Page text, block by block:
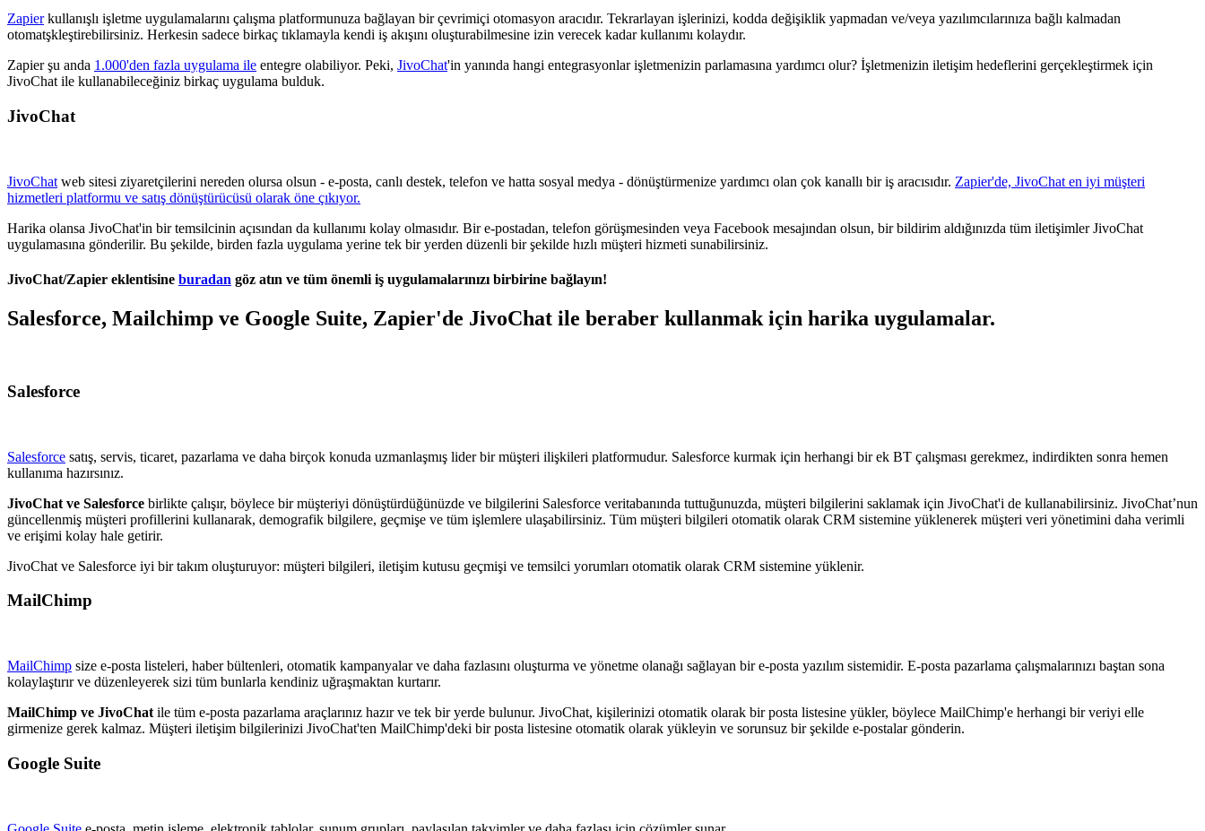
Zapierkullanışlı işletme uygulamalarını çalışma platformunuza bağlayan bir çevrimiçi otomasyon aracıdır. Tekrarlayan işlerinizi, kodda değişiklik yapmadan ve/veya yazılımcılarınıza bağlı kalmadan
otomatşkleştirebilirsiniz. Herkesin sadece birkaç tıklamayla kendi iş akışını oluşturabilmesine izin verecek kadar kullanımı kolaydır.
Zapier şu anda 1.000'den fazla uygulama ile entegre olabiliyor. Peki, JivoChat'in yanında hangi entegrasyonlar işletmenizin parlamasına yardımcı olur? İşletmenizin iletişim hedeflerini gerçekleştirmek için
JivoChat ile kullanabileceğiniz birkaç uygulama bulduk.
JivoChat
JivoChat web sitesi ziyaretçilerini nereden olursa olsun - e-posta, canlı destek, telefon ve hatta sosyal medya - dönüştürmenize yardımcı olan çok kanallı bir iş aracısıdır. Zapier'de, JivoChat en iyi müşteri
hizmetleri platformu ve satış dönüştürücüsü olarak öne çıkıyor.
Harika olansa JivoChat'in bir temsilcinin açısından da kullanımı kolay olmasıdır. Bir e-postadan, telefon görüşmesinden veya Facebook mesajından olsun, bir bildirim aldığınızda tüm iletişimler JivoChat
uygulamasına gönderilir. Bu şekilde, birden fazla uygulama yerine tek bir yerden düzenli bir şekilde hızlı müşteri hizmeti sunabilirsiniz.
JivoChat/Zapier eklentisine buradan göz atın ve tüm önemli iş uygulamalarınızı birbirine bağlayın!
Salesforce, Mailchimp ve Google Suite, Zapier'de JivoChat ile beraber kullanmak için harika uygulamalar.
Salesforce
Salesforce satış, servis, ticaret, pazarlama ve daha birçok konuda uzmanlaşmış lider bir müşteri ilişkileri platformudur. Salesforce kurmak için herhangi bir ek BT çalışması gerekmez, indirdikten sonra hemen
kullanıma hazırsınız.
JivoChat ve Salesforce birlikte çalışır, böylece bir müşteriyi dönüştürdüğünüzde ve bilgilerini Salesforce veritabanında tuttuğunuzda, müşteri bilgilerini saklamak için JivoChat'i de kullanabilirsiniz. JivoChat’nun
güncellenmiş müşteri profillerini kullanarak, demografik bilgilere, geçmişe ve tüm işlemlere ulaşabilirsiniz. Tüm müşteri bilgileri otomatik olarak CRM sistemine yüklenerek müşteri veri yönetimini daha verimli
ve erişimi kolay hale getirir.
JivoChat ve Salesforce iyi bir takım oluşturuyor: müşteri bilgileri, iletişim kutusu geçmişi ve temsilci yorumları otomatik olarak CRM sistemine yüklenir.
MailChimp
MailChimp size e-posta listeleri, haber bültenleri, otomatik kampanyalar ve daha fazlasını oluşturma ve yönetme olanağı sağlayan bir e-posta yazılım sistemidir. E-posta pazarlama çalışmalarınızı baştan sona
kolaylaştırır ve düzenleyerek sizi tüm bunlarla kendiniz uğraşmaktan kurtarır.
MailChimp ve JivoChat ile tüm e-posta pazarlama araçlarınız hazır ve tek bir yerde bulunur. JivoChat, kişilerinizi otomatik olarak bir posta listesine yükler, böylece MailChimp'e herhangi bir veriyi elle
girmenize gerek kalmaz. Müşteri iletişim bilgilerinizi JivoChat'ten MailChimp'deki bir posta listesine otomatik olarak yükleyin ve sorunsuz bir şekilde e-postalar gönderin.
Google Suite